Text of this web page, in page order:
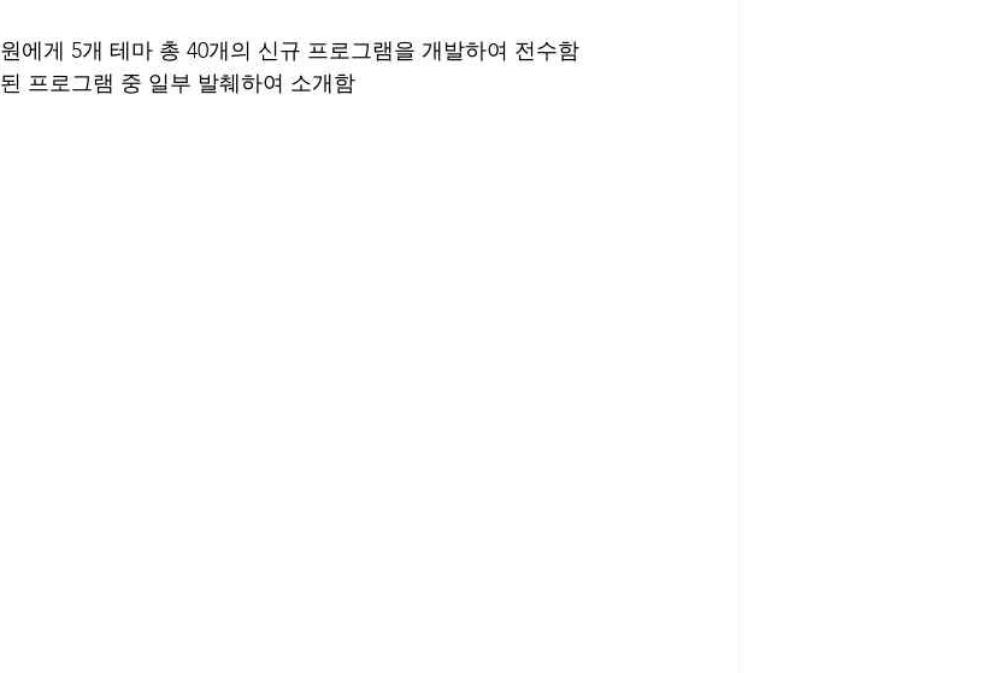
에게 5개 테마 총 40개의 신규 프로그램을 개발하여 전수함
프로그램 중 일부 발췌하여 소개함